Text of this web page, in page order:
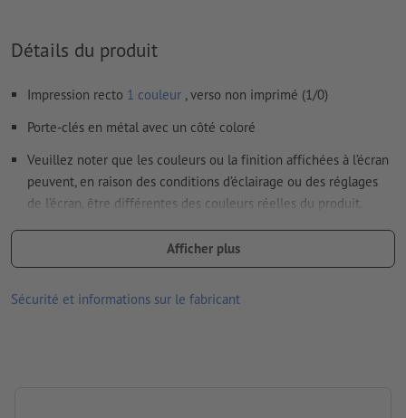
conviennent pas
lesdonnées vectoriellesdans notre espace Aide / F.A.Q.
Nous ne vérifions pas lesfautes d'orthographe et de syntaxe
Comment créer correctement des fichiers d'impression?
Détails du produit
Impression recto 1 couleur , verso non imprimé (1/0)
Porte-clés en métal avec un côté coloré
Veuillez noter que les couleurs ou la finition affichées à l’écran
peuvent, en raison des conditions d’éclairage ou des réglages
de l’écran, être différentes des couleurs réelles du produit.
Matériau : Métal
dimensions : 8,9 x 3,2 x 0,4 cm
Traitement: Gravure laser
Afficher plus
Sécurité et informations sur le fabricant